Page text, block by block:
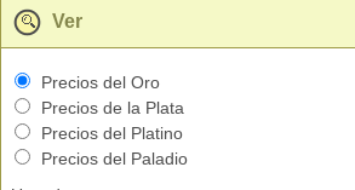
Ver
Precios del Oro
Precios de la Plata
Precios del Platino
Precios del Paladio